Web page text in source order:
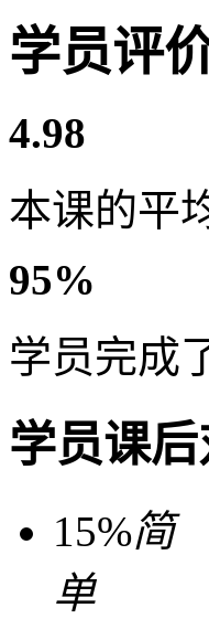
学员评
4.98
本课的平
95%
学员完成
学员课
15%简
单